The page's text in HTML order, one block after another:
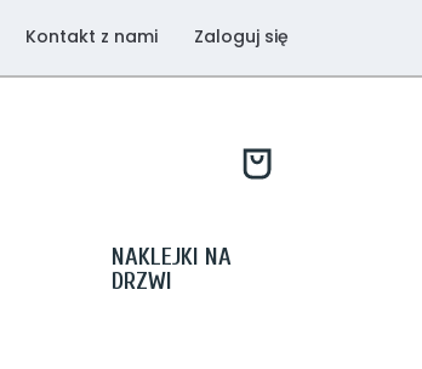
Kontakt z nami Zaloguj się
NAKLEJKI NA
DRZWI